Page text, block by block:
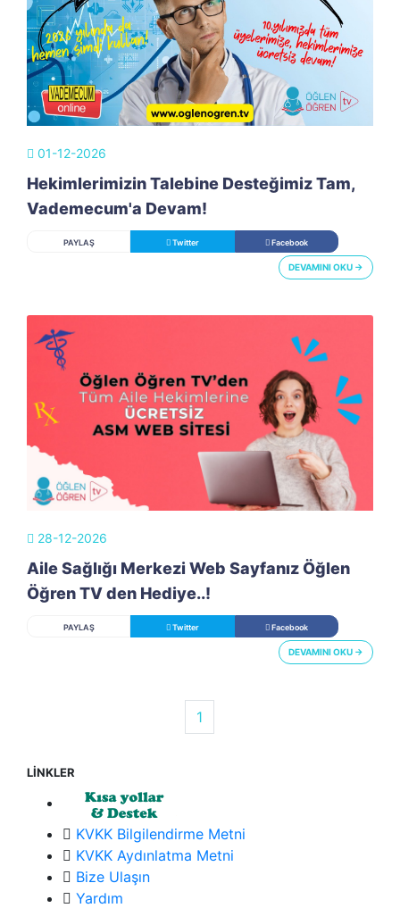
01-12-2026
Hekimlerimizin Talebine Desteğimiz Tam,
Vademecum'a Devam!
PAYLAŞ Twitter Facebook
DEVAMINI OKU →
28-12-2026
Aile Sağlığı Merkezi Web Sayfanız Öğlen
Öğren TV den Hediye..!
PAYLAŞ Twitter Facebook
DEVAMINI OKU →
1
LİNKLER
KVKK Bilgilendirme Metni
KVKK Aydınlatma Metni
Bize Ulaşın
Yardım